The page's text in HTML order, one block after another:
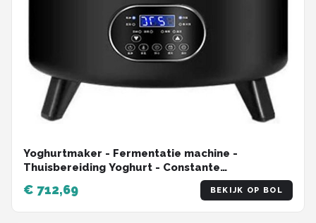
Yoghurtmaker - Fermentatie machine -
Thuisbereiding Yoghurt - Constante
temperatuur - 8 of 12 liter - Zwart
€ 712,69 BEKIJK OP BOL